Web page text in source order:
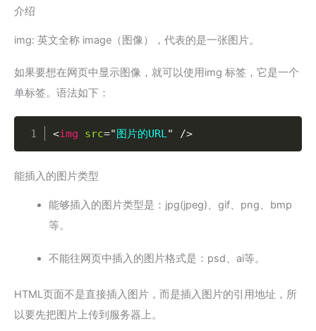
介绍
img: 英文全称 image（图像），代表的是一张图片。
如果要想在网页中显示图像，就可以使用img 标签，它是一个
单标签。语法如下：
<img src="图片的URL" />
能插入的图片类型
能够插入的图片类型是：jpg(jpeg)、gif、png、bmp
等。
不能往网页中插入的图片格式是：psd、ai等。
HTML页面不是直接插入图片，而是插入图片的引用地址，所
以要先把图片上传到服务器上。